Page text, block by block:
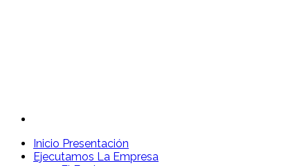
Inicio Presentación
Ejecutamos La Empresa